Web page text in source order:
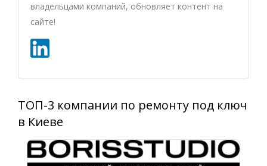
владельцами компаний, обновляет контент на
сайте!
ТОП-3 компании по ремонту под ключ
в Киеве